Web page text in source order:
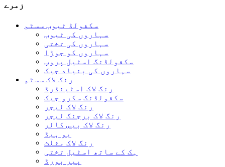
زمرے
سکفولڈ ٹیوب سسٹم
سہاروں کی ٹیوب
سہاروں کی تختی
سہاروں کو جوڑا
سکفولڈنگ اسٹیل پروپ
سہاروں کی بنیاد جیک
رنگ لاک سسٹم
رنگ لاک اسٹینڈرڈ
سکفولڈنگ سکرو جیک
رنگ لاک لیجر
رنگ لاک برجنگ لیجر
رنگ لاک بیس کالر
یو ہیڈ
رنگ لاک مثلث
ہک کے ساتھ اسٹیل تختی
پیر بورڈ